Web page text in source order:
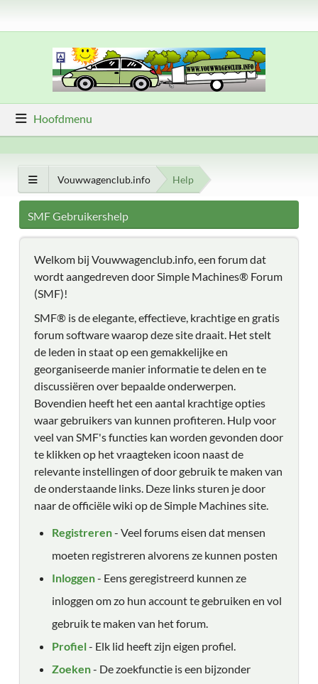
Hoofdmenu
Vouwwagenclub.info Help
SMF Gebruikershelp
Welkom bij Vouwwagenclub.info, een forum dat
wordt aangedreven door Simple Machines® Forum
(SMF)!
SMF® is de elegante, effectieve, krachtige en gratis
forum software waarop deze site draait. Het stelt
de leden in staat op een gemakkelijke en
georganiseerde manier informatie te delen en te
discussiëren over bepaalde onderwerpen.
Bovendien heeft het een aantal krachtige opties
waar gebruikers van kunnen profiteren. Hulp voor
veel van SMF's functies kan worden gevonden door
te klikken op het vraagteken icoon naast de
relevante instellingen of door gebruik te maken van
de onderstaande links. Deze links sturen je door
naar de officiële wiki op de Simple Machines site.
Registreren- Veel forums eisen dat mensen
moeten registreren alvorens ze kunnen posten
Inloggen- Eens geregistreerd kunnen ze
inloggen om zo hun account te gebruiken en vol
gebruik te maken van het forum.
Profiel- Elk lid heeft zijn eigen profiel.
Zoeken- De zoekfunctie is een bijzonder